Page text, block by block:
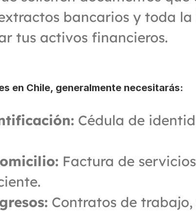
bancarios y toda
tus activos financieros.
en Chile, generalmente necesitarás:
Cédula de
Factura de
Contratos de